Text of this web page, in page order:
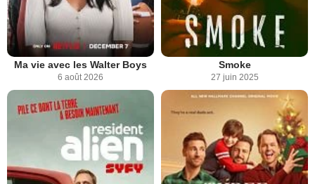
Ma vie avec les Walter Boys
6 août 2026
Smoke
27 juin 2025